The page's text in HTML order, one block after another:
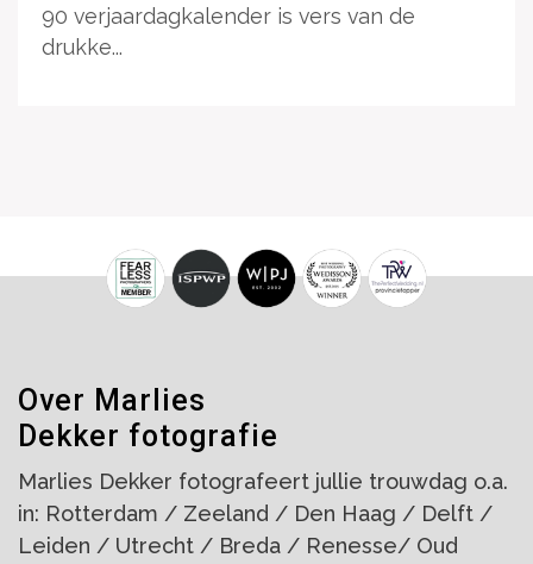
90 verjaardagkalender is vers van de
drukke...
Over Marlies
Dekker fotografie
Marlies Dekker fotografeert jullie trouwdag o.a.
in: Rotterdam / Zeeland / Den Haag / Delft /
Leiden / Utrecht / Breda / Renesse/ Oud